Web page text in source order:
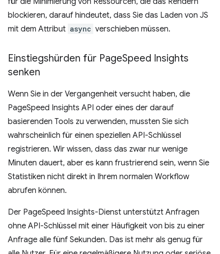
blockieren, darauf hindeutet, dass Sie das Laden von JS
mit dem Attribut async verschieben müssen.
Einstiegshürden für PageSpeed Insights
senken
Wenn Sie in der Vergangenheit versucht haben, die
PageSpeed Insights API oder eines der darauf
basierenden Tools zu verwenden, mussten Sie sich
wahrscheinlich für einen speziellen API-Schlüssel
registrieren. Wir wissen, dass das zwar nur wenige
Minuten dauert, aber es kann frustrierend sein, wenn Sie
Statistiken nicht direkt in Ihrem normalen Workflow
abrufen können.
Der PageSpeed Insights-Dienst unterstützt Anfragen
ohne API-Schlüssel mit einer Häufigkeit von bis zu einer
Anfrage alle fünf Sekunden. Das ist mehr als genug für